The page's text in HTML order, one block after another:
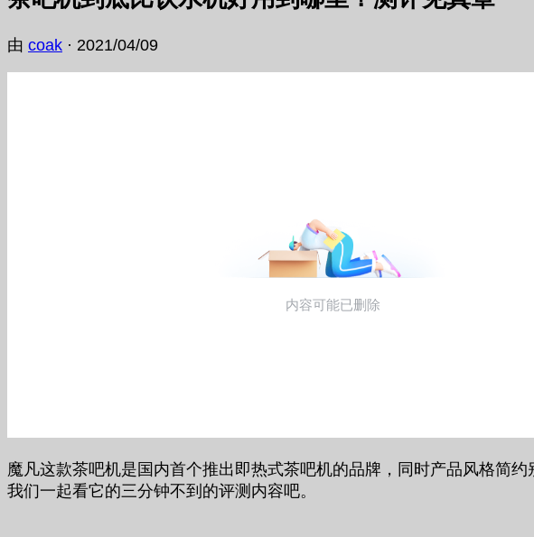
由 coak · 2021/04/09
魔凡这款茶吧机是国内首个推出即热式茶吧机的品牌，同时产品风格简
我们一起看它的三分钟不到的评测内容吧。